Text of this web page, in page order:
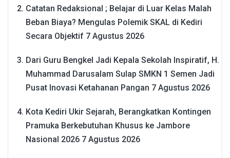
Catatan Redaksional ; Belajar di Luar Kelas Malah
Beban Biaya? Mengulas Polemik SKAL di Kediri
Secara Objektif 7 Agustus 2026
Dari Guru Bengkel Jadi Kepala Sekolah Inspiratif, H.
Muhammad Darusalam Sulap SMKN 1 Semen Jadi
Pusat Inovasi Ketahanan Pangan 7 Agustus 2026
Kota Kediri Ukir Sejarah, Berangkatkan Kontingen
Pramuka Berkebutuhan Khusus ke Jambore
Nasional 2026 7 Agustus 2026